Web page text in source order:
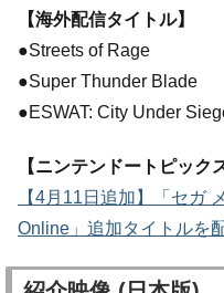
【海外配信タイトル】
●Streets of Rage
●Super Thunder Blade
●ESWAT: City Under
【ニンテンドートピック
【4月11日追加】「セガ
Online」追加タイトルを